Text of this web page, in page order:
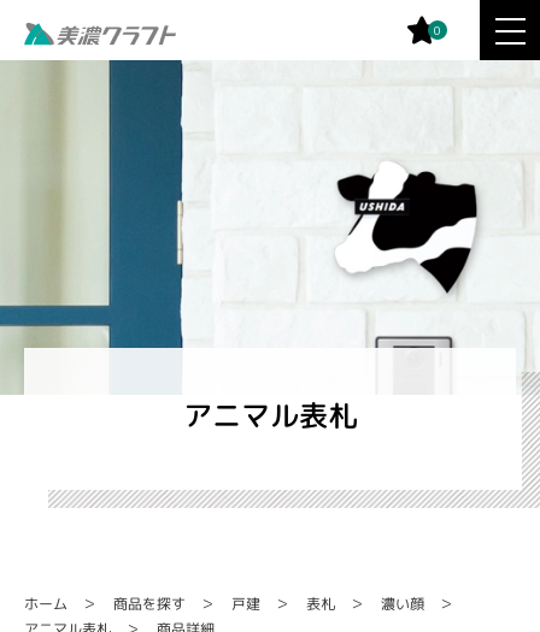
0
アニマル表札
ホーム 商品を探す 戸建 表札 濃い顔